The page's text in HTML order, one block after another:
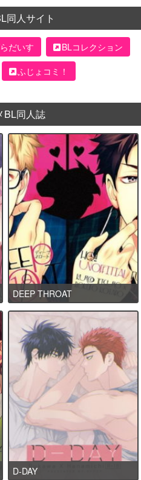
同人サイト
だいす
BLコレクション
ふじょコミ！
BL同人誌
DEEP THROAT
D-DAY